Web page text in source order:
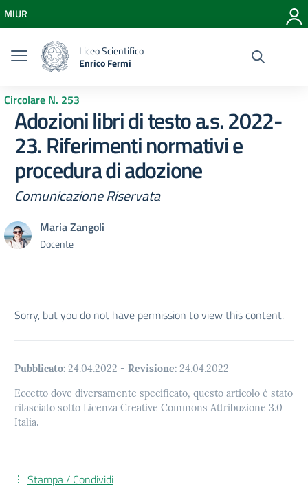
Vai al menu di navigazione
Vai al footer
MIUR
Liceo Scientifico
Enrico Fermi
Circolare N. 253
Adozioni libri di testo a.s. 2022-
23. Riferimenti normativi e
procedura di adozione
Comunicazione Riservata
Maria Zangoli
Docente
Sorry, but you do not have permission to view this content.
Pubblicato: 24.04.2022 - Revisione: 24.04.2022
Eccetto dove diversamente specificato, questo articolo è stato
rilasciato sotto Licenza Creative Commons Attribuzione 3.0
Italia.
Stampa / Condividi